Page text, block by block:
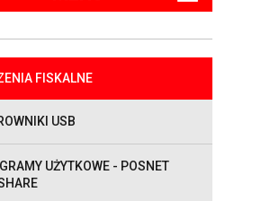
FISKALNE
USB
UŻYTKOWE - POSNET